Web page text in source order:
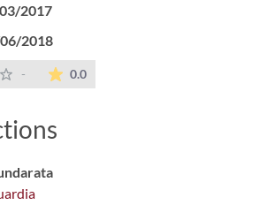
2017
2018
- 0.0The average rating is 0 stars